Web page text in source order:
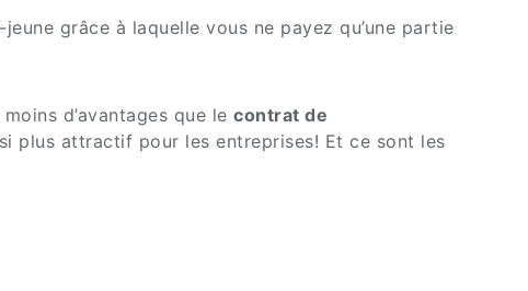
grâce à laquelle vous ne payez qu’une partie
d’avantages que le contrat de
plus attractif pour les entreprises! Et ce sont les